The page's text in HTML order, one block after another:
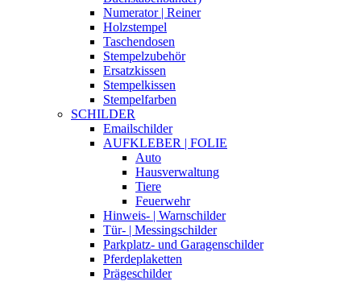
Numerator | Reiner
Holzstempel
Taschendosen
Stempelzubehör
Ersatzkissen
Stempelkissen
Stempelfarben
SCHILDER
Emailschilder
AUFKLEBER | FOLIE
Auto
Hausverwaltung
Tiere
Feuerwehr
Hinweis- | Warnschilder
Tür- | Messingschilder
Parkplatz- und Garagenschilder
Pferdeplaketten
Prägeschilder